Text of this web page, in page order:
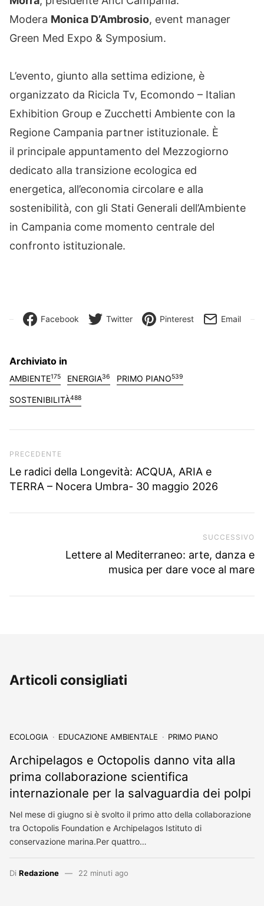
Modera Monica D’Ambrosio, event manager
Green Med Expo & Symposium.
L’evento, giunto alla settima edizione, è
organizzato da Ricicla Tv, Ecomondo – Italian
Exhibition Group e Zucchetti Ambiente con la
Regione Campania partner istituzionale. È
il principale appuntamento del Mezzogiorno
dedicato alla transizione ecologica ed
energetica, all’economia circolare e alla
sostenibilità, con gli Stati Generali dell’Ambiente
in Campania come momento centrale del
confronto istituzionale.
Facebook Twitter Pinterest Email
Archiviato in
AMBIENTE175 ENERGIA36 PRIMO PIANO539
SOSTENIBILITÀ488
Articolo precedente
PRECEDENTE
Le radici della Longevità: ACQUA, ARIA e
TERRA – Nocera Umbra- 30 maggio 2026
SUCCESSIVO
Lettere al Mediterraneo: arte, danza e
musica per dare voce al mare
Articoli consigliati
ECOLOGIA EDUCAZIONE AMBIENTALE PRIMO PIANO
Archipelagos e Octopolis danno vita alla
prima collaborazione scientifica
internazionale per la salvaguardia dei polpi
Nel mese di giugno si è svolto il primo atto della collaborazione
tra Octopolis Foundation e Archipelagos Istituto di
conservazione marina.Per quattro…
Di Redazione 22 minuti ago